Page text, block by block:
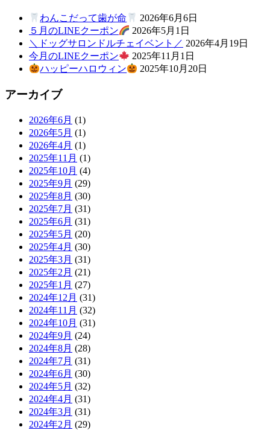
わんこだって歯が命
2026年6月6日
５月のLINEクーポン
2026年5月1日
＼ドッグサロンドルチェイベント／ 2026年4月19日
今月のLINEクーポン
2025年11月1日
ハッピーハロウィン
2025年10月20日
アーカイブ
2026年6月 (1)
2026年5月 (1)
2026年4月 (1)
2025年11月 (1)
2025年10月 (4)
2025年9月 (29)
2025年8月 (30)
2025年7月 (31)
2025年6月 (31)
2025年5月 (20)
2025年4月 (30)
2025年3月 (31)
2025年2月 (21)
2025年1月 (27)
2024年12月 (31)
2024年11月 (32)
2024年10月 (31)
2024年9月 (24)
2024年8月 (28)
2024年7月 (31)
2024年6月 (30)
2024年5月 (32)
2024年4月 (31)
2024年3月 (31)
2024年2月 (29)